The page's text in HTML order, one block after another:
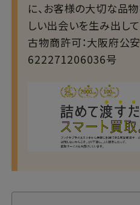
に、お客様の大切な品
しい出会いを生み出し
古物商許可：大阪府公
622271206036号